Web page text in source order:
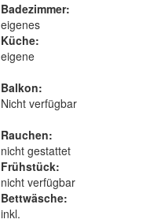
Badezimmer:
eigenes
Küche:
eigene
Balkon:
Nicht verfügbar
Rauchen:
nicht gestattet
Frühstück:
nicht verfügbar
Bettwäsche:
inkl.